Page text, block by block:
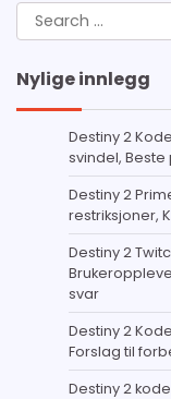
Search
for:
Nylige innlegg
Destiny 2
svindel, Beste
Destiny 2
restriksjoner,
Destiny 2
svar
Destiny 2
Forslag til
Destiny 2